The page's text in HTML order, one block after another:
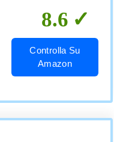
8.6
Controlla Su
Amazon